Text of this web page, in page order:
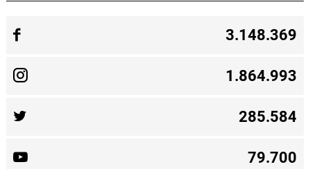
3.148.369
1.864.993
285.584
79.700